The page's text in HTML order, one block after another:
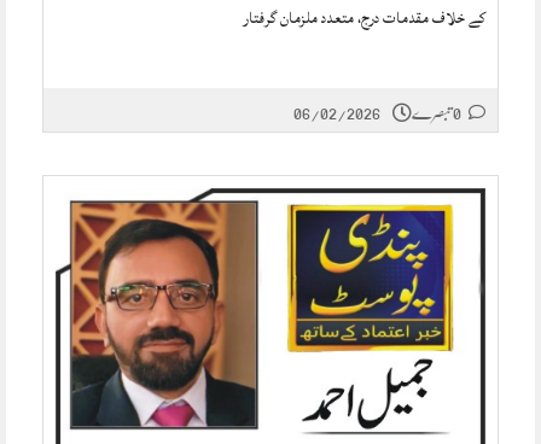
کے خلاف مقدمات درج، متعدد ملزمان گرفتار
06/02/2026